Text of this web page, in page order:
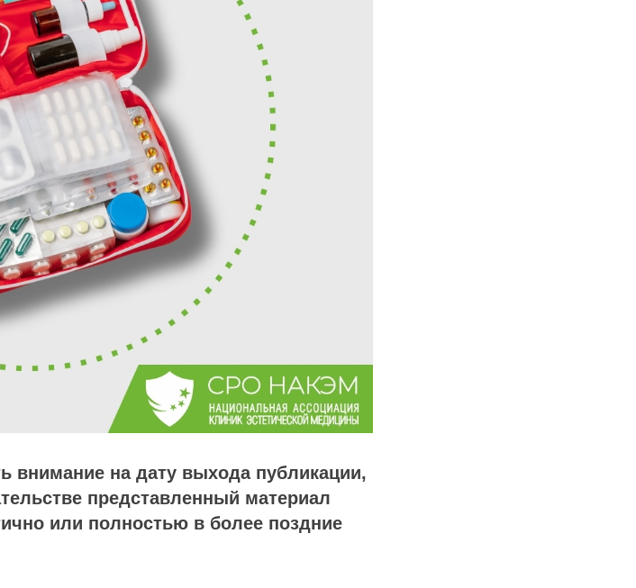
внимание на дату выхода публикации,
представленный материал
или полностью в более поздние